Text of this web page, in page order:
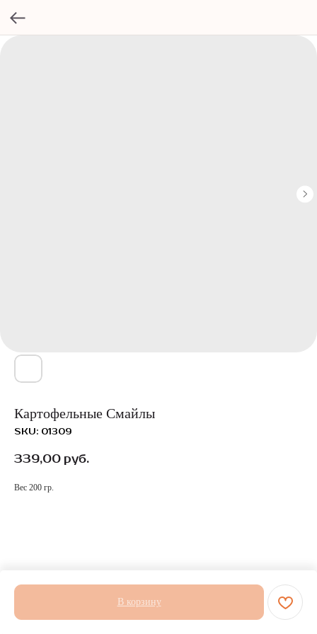
Картофельные Смайлы
SKU: 01309
339,00 руб.
В корзину
Вес 200 гр.